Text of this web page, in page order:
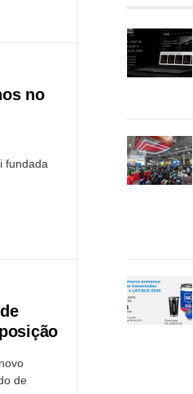
no
fundada
de